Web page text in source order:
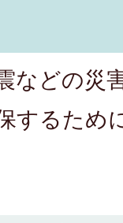
などの災
するため